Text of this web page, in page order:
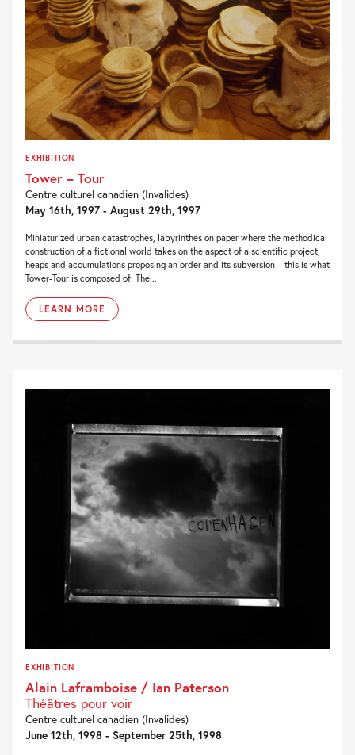
EXHIBITION
Tower – Tour
Centre culturel canadien (Invalides)
May 16th, 1997 - August 29th, 1997
Miniaturized urban catastrophes, labyrinthes on paper where the methodical
construction of a fictional world takes on the aspect of a scientific project,
heaps and accumulations proposing an order and its subversion – this is what
Tower-Tour is composed of. The...
LEARN MORE
EXHIBITION
Alain Laframboise / Ian Paterson
Théâtres pour voir
Centre culturel canadien (Invalides)
June 12th, 1998 - September 25th, 1998